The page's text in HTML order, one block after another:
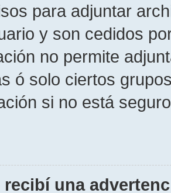
para adjuntar
y son cedidos
no permite
ó solo ciertos
si no está
recibí una